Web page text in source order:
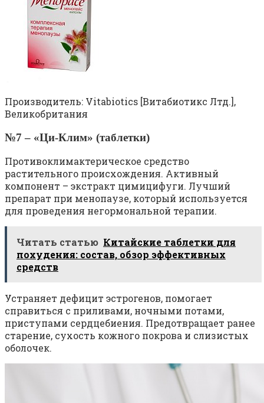
Производитель: Vitabiotics [Витабиотикс Лтд.],
Великобритания
№7 – «Ци-Клим» (таблетки)
Противоклимактерическое средство
растительного происхождения. Активный
компонент – экстракт цимицифуги. Лучший
препарат при менопаузе, который используется
для проведения негормональной терапии.
Читать статью Китайские таблетки для
похудения: состав, обзор эффективных
средств
Устраняет дефицит эстрогенов, помогает
справиться с приливами, ночными потами,
приступами сердцебиения. Предотвращает ранее
старение, сухость кожного покрова и слизистых
оболочек.